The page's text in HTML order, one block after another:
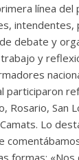
línea
debate y
y
participaron
Rosario, San
Lo
formas: